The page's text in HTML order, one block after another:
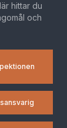
hittar du
och